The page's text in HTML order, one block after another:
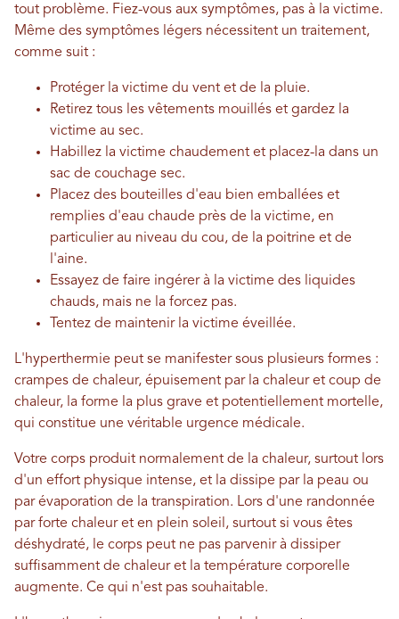
tout problème. Fiez-vous aux symptômes, pas à la victime.
Même des symptômes légers nécessitent un traitement,
comme suit :
Protéger la victime du vent et de la pluie.
Retirez tous les vêtements mouillés et gardez la
victime au sec.
Habillez la victime chaudement et placez-la dans un
sac de couchage sec.
Placez des bouteilles d'eau bien emballées et
remplies d'eau chaude près de la victime, en
particulier au niveau du cou, de la poitrine et de
l'aine.
Essayez de faire ingérer à la victime des liquides
chauds, mais ne la forcez pas.
Tentez de maintenir la victime éveillée.
L'hyperthermie peut se manifester sous plusieurs formes :
crampes de chaleur, épuisement par la chaleur et coup de
chaleur, la forme la plus grave et potentiellement mortelle,
qui constitue une véritable urgence médicale.
Votre corps produit normalement de la chaleur, surtout lors
d'un effort physique intense, et la dissipe par la peau ou
par évaporation de la transpiration. Lors d'une randonnée
par forte chaleur et en plein soleil, surtout si vous êtes
déshydraté, le corps peut ne pas parvenir à dissiper
suffisamment de chaleur et la température corporelle
augmente. Ce qui n'est pas souhaitable.